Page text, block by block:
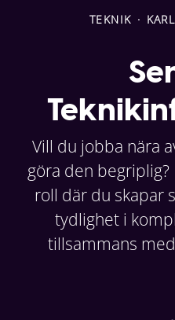
TEKNIK ·
Vill du jobba nära
göra den
roll där du skapar
tydlighet i
tillsammans